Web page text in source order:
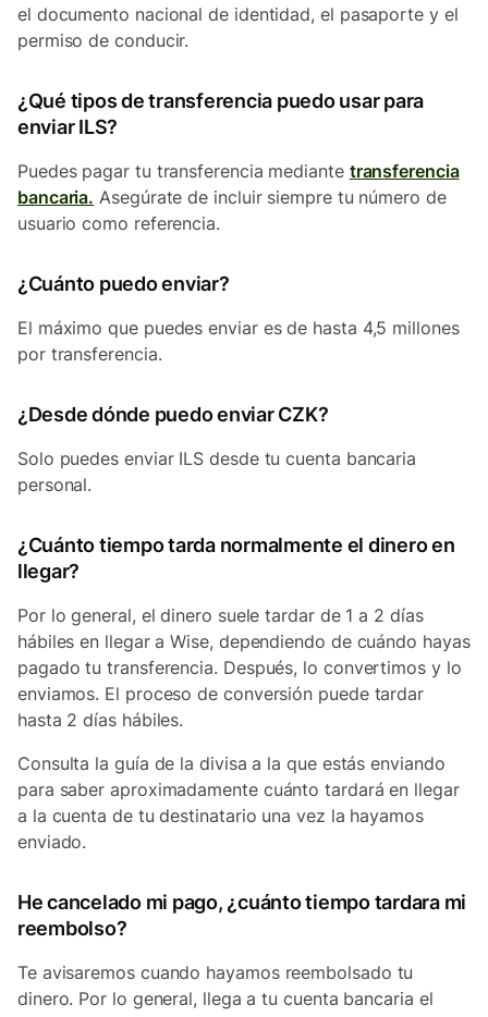
el documento nacional de identidad, el pasaporte y el
permiso de conducir.
¿Qué tipos de transferencia puedo usar para
enviar ILS?
Puedes pagar tu transferencia mediante transferencia
bancaria. Asegúrate de incluir siempre tu número de
usuario como referencia.
¿Cuánto puedo enviar?
El máximo que puedes enviar es de hasta 4,5 millones
por transferencia.
¿Desde dónde puedo enviar CZK?
Solo puedes enviar ILS desde tu cuenta bancaria
personal.
¿Cuánto tiempo tarda normalmente el dinero en
llegar?
Por lo general, el dinero suele tardar de 1 a 2 días
hábiles en llegar a Wise, dependiendo de cuándo hayas
pagado tu transferencia. Después, lo convertimos y lo
enviamos. El proceso de conversión puede tardar
hasta 2 días hábiles.
Consulta la guía de la divisa a la que estás enviando
para saber aproximadamente cuánto tardará en llegar
a la cuenta de tu destinatario una vez la hayamos
enviado.
He cancelado mi pago, ¿cuánto tiempo tardara mi
reembolso?
Te avisaremos cuando hayamos reembolsado tu
dinero. Por lo general, llega a tu cuenta bancaria el